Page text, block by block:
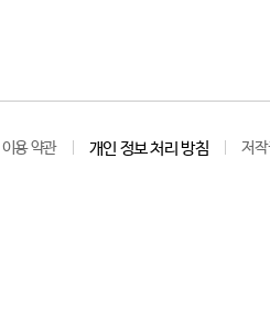
이용 약관 개인 정보 처리 방침 저